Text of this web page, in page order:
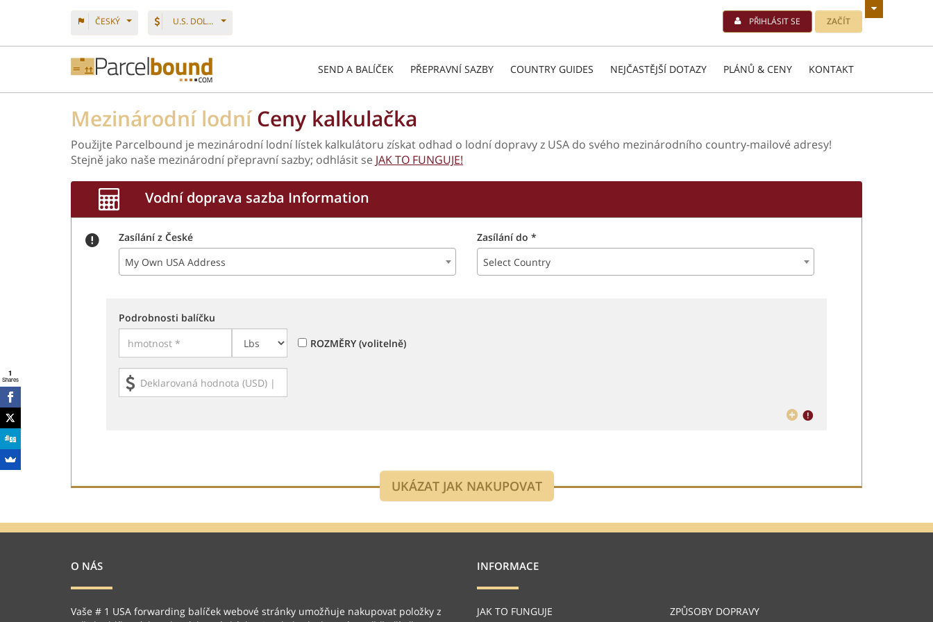
ČESKÝ U.S. DOLLAR PŘIHLÁSIT SE ZAČÍT
SEND A BALÍČEK PŘEPRAVNÍ SAZBY COUNTRY GUIDES NEJČASTĚJŠÍ DOTAZY PLÁNŮ & CENY KONTAKT
Mezinárodní lodníCeny kalkulačka
Použijte Parcelbound je mezinárodní lodní lístek kalkulátoru získat odhad o lodní dopravy z USA do svého mezinárodního country-mailové adresy!
Stejně jako naše mezinárodní přepravní sazby; odhlásit se JAK TO FUNGUJE!
Vodní doprava sazba Information
Zasílání z České
My Own USA Address
Zasílání do *
Select Country
Podrobnosti balíčku
ROZMĚRY (volitelně)
O NÁS
Vaše # 1 USA forwarding balíček webové stránky umožňuje nakupovat položky z
INFORMACE
JAK TO FUNGUJE
ZPŮSOBY DOPRAVY
1
Shares